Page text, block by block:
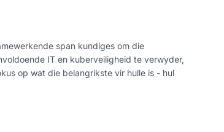
span kundiges om die
IT en kuberveiligheid te verwyder,
op wat die belangrikste vir hulle is - hul